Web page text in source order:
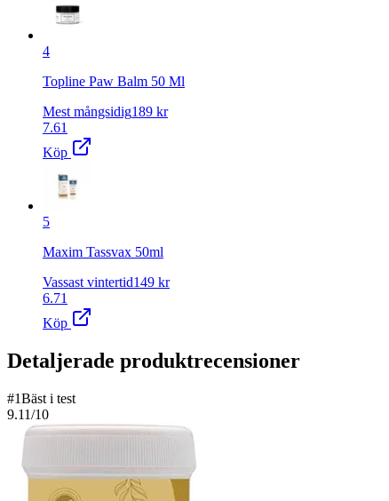
4
Topline Paw Balm 50 Ml
Mest mångsidig189 kr
7.61
Köp
5
Maxim Tassvax 50ml
Vassast vintertid149 kr
6.71
Köp
Detaljerade produktrecensioner
#1Bäst i test
9.11/10